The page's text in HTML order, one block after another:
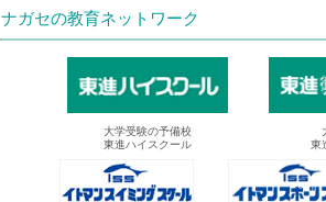
ナガセの教育ネットワーク
大学受験の予備校
東進ハイスクール
東